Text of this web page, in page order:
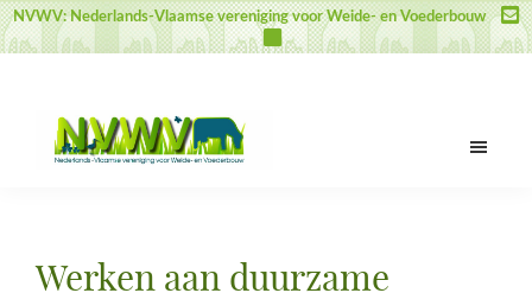
Skip
to
Skip
to
Skip
to
NVWV: Nederlands-Vlaamse vereniging voor Weide- en Voederbouw
voor
Werken aan duurzame